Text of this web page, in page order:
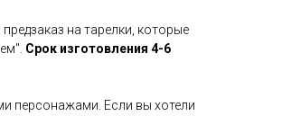
на тарелки, которые
Срок изготовления 4-6
персонажами. Если вы хотели